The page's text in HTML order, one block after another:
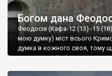
Богом дана
Феодосія (Кафа-12 (13) -15
мою думку) міст всього
думка в кожного своя, тому
запрошую відвідати це